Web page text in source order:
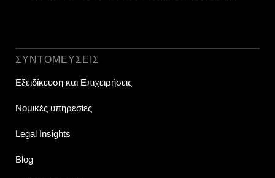
ΣΥΝΤΟΜΕΎΣΕΙΣ
Εξειδίκευση και Επιχειρήσεις
Νομικές υπηρεσίες
Legal Insights
Blog